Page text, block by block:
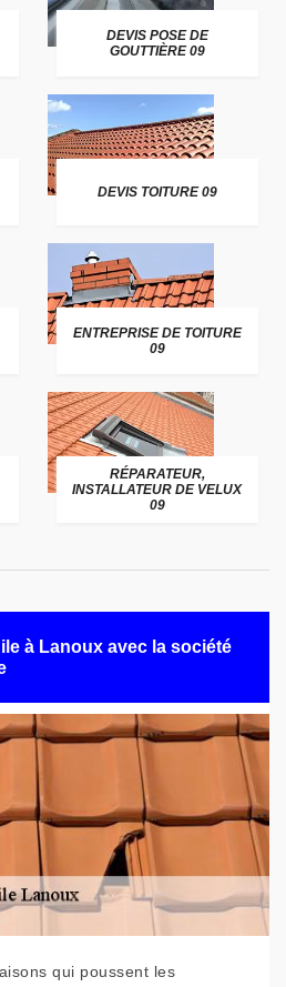
DEVIS POSE DE
GOUTTIÈRE 09
DEVIS TOITURE 09
ENTREPRISE DE TOITURE
09
RÉPARATEUR,
INSTALLATEUR DE VELUX
09
à Lanoux avec la société
qui poussent les